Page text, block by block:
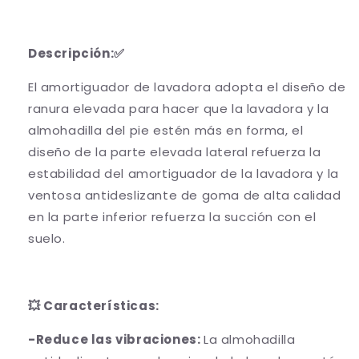
Descripción:✅
El amortiguador de lavadora adopta el diseño de
ranura elevada para hacer que la lavadora y la
almohadilla del pie estén más en forma, el
diseño de la parte elevada lateral refuerza la
estabilidad del amortiguador de la lavadora y la
ventosa antideslizante de goma de alta calidad
en la parte inferior refuerza la succión con el
suelo.
💥 Características:
-Reduce las vibraciones:La almohadilla